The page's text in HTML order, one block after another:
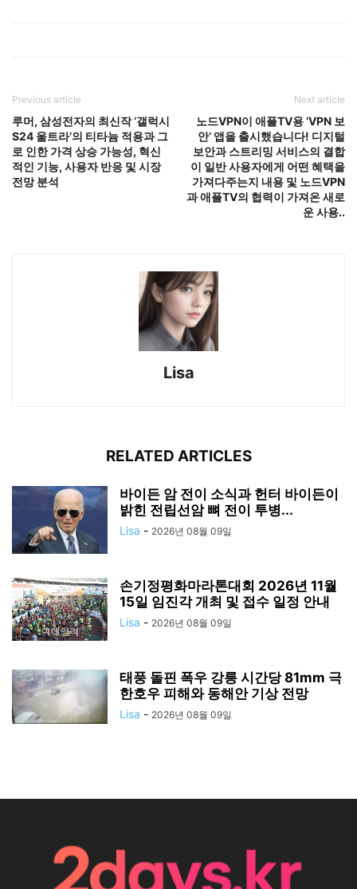
Previous article
루머, 삼성전자의 최신작 ‘갤럭시
S24 울트라’의 티타늄 적용과 그
로 인한 가격 상승 가능성, 혁신
적인 기능, 사용자 반응 및 시장
전망 분석
Next article
노드VPN이 애플TV용 ‘VPN 보
안’ 앱을 출시했습니다! 디지털
보안과 스트리밍 서비스의 결합
이 일반 사용자에게 어떤 혜택을
가져다주는지 내용 및 노드VPN
과 애플TV의 협력이 가져온 새로
운 사용..
Lisa
RELATED ARTICLES
바이든 암 전이 소식과 헌터 바이든이
밝힌 전립선암 뼈 전이 투병...
Lisa - 2026년 08월 09일
손기정평화마라톤대회 2026년 11월
15일 임진각 개최 및 접수 일정 안내
Lisa - 2026년 08월 09일
태풍 돌핀 폭우 강릉 시간당 81mm 극
한호우 피해와 동해안 기상 전망
Lisa - 2026년 08월 09일